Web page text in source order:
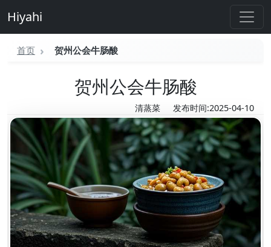
Hiyahi
首页 贺州公会牛肠酸
贺州公会牛肠酸
清蒸菜 发布时间:2025-04-10